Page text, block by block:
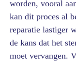
worden, vooral
kan dit proces al
reparatie lastiger
de kans dat het
moet vervangen.